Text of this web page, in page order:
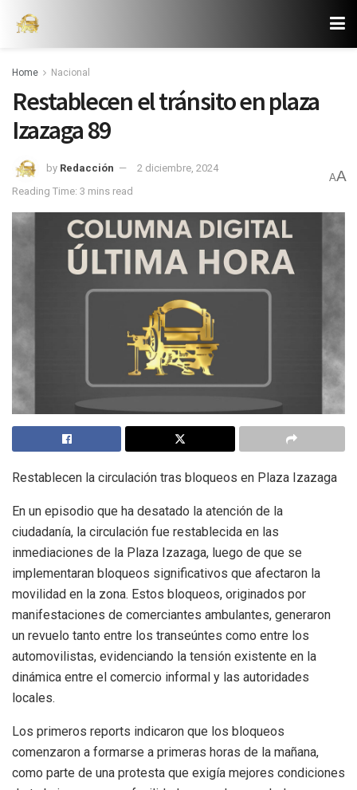
Home Nacional
Restablecen el tránsito en plaza
Izazaga 89
by Redacción
2 diciembre, 2024
Reading Time: 3 mins read
AA
Restablecen la circulación tras bloqueos en Plaza Izazaga
En un episodio que ha desatado la atención de la
ciudadanía, la circulación fue restablecida en las
inmediaciones de la Plaza Izazaga, luego de que se
implementaran bloqueos significativos que afectaron la
movilidad en la zona. Estos bloqueos, originados por
manifestaciones de comerciantes ambulantes, generaron
un revuelo tanto entre los transeúntes como entre los
automovilistas, evidenciando la tensión existente en la
dinámica entre el comercio informal y las autoridades
locales.
Los primeros reports indicaron que los bloqueos
comenzaron a formarse a primeras horas de la mañana,
como parte de una protesta que exigía mejores condiciones